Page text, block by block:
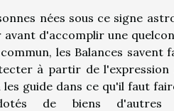
nées sous ce signe
d'accomplir une
les Balances
à partir de
guide dans ce qu'il faut
de biens